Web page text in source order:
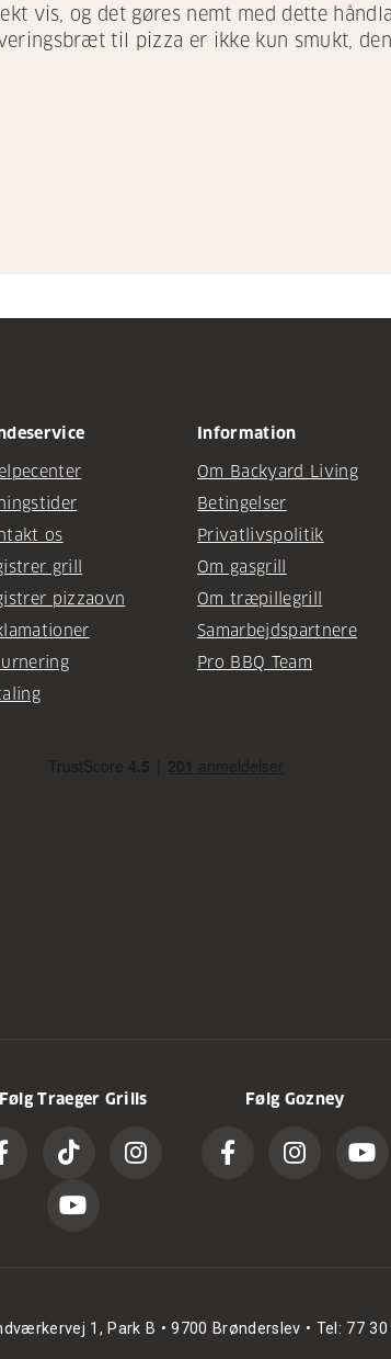
vis, og det gøres nemt med dette
til pizza er ikke kun smukt,
os
grill
pizzaovn
Information
Om Backyard Living
Betingelser
Privatlivspolitik
Om gasgrill
Om træpillegrill
Samarbejdspartnere
Pro BBQ Team
Følg Traeger Grills Følg Gozney
1, Park B • 9700 Brønderslev • Tel: 77 30